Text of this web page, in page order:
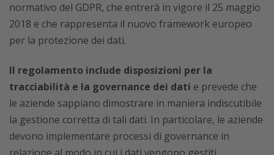
normativo del GDPR, che entrerà in vigore il 25 maggio
2018 e che rappresenta il nuovo framework europeo
per la protezione dei dati.
Il regolamento include disposizioni per la
tracciabilità e la governance dei dati e prevede che
le aziende sappiano dimostrare in maniera indiscutibile
la gestione corretta di tali dati. In particolare, le aziende
devono implementare processi di governance in